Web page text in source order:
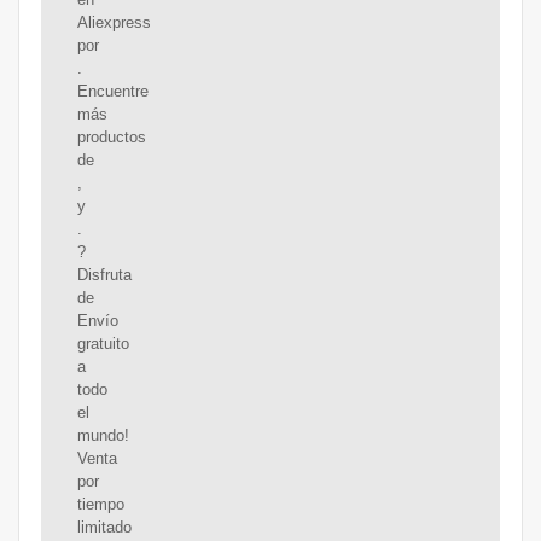
Aliexpress
por
.
Encuentre
más
productos
de
,
y
.
?
Disfruta
de
Envío
gratuito
a
todo
el
mundo!
Venta
por
tiempo
limitado